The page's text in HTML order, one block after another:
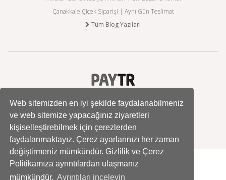
Web sitemizden en iyi şekilde faydalanabilmeniz
ve web sitemize yapacağınız ziyaretleri
kişiselleştirebilmek için çerezlerden
faydalanmaktayız. Çerez ayarlarınızı her zaman
değiştirmeniz mümkündür. Gizlilik ve Çerez
Politikamıza ayrıntılardan ulaşmanız
mümkündür. Ayrıntıları inceleyin
Çanakkale Çiçek Siparişi | Aynı Gün Teslimat
Tüm Blog Yazıları